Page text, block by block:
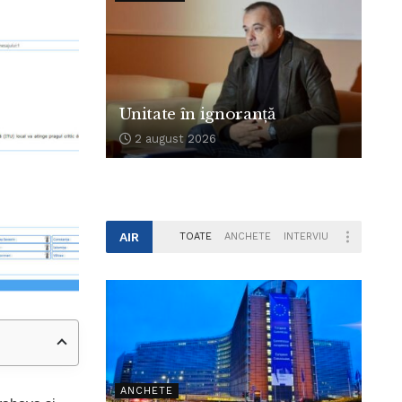
Unitate în ignoranță
2 august 2026
AIR TOATE ANCHETE INTERVIU
ANCHETE